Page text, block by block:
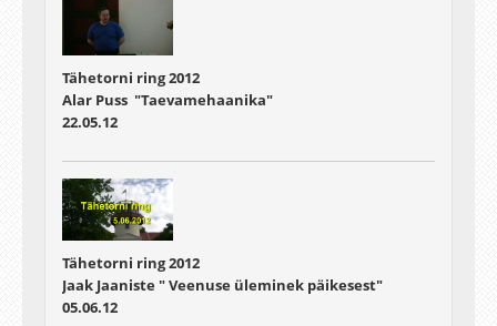
Tähetorni ring 2012
Alar Puss "Taevamehaanika"
22.05.12
Tähetorni ring 2012
Jaak Jaaniste " Veenuse üleminek päikesest"
05.06.12